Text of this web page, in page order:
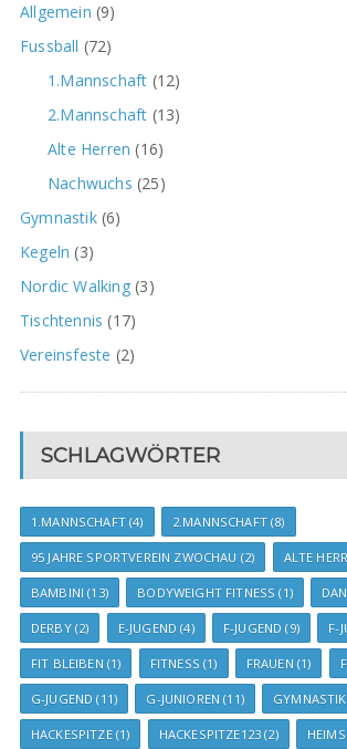
Allgemein (9)
Fussball (72)
1.Mannschaft (12)
2.Mannschaft (13)
Alte Herren (16)
Nachwuchs (25)
Gymnastik(6)
Kegeln (3)
Nordic Walking(3)
Tischtennis (17)
Vereinsfeste (2)
SCHLAGWÖRTER
1.MANNSCHAFT(4) 2.MANNSCHAFT(8)
95 JAHRE SPORTVEREIN ZWOCHAU (2) ALTE
BAMBINI (13) BODYWEIGHT FITNESS (1)
DERBY(2) E-JUGEND (4) F-JUGEND (9) F-
FIT BLEIBEN (1) FITNESS (1) FRAUEN (1)
G-JUGEND (11) G-JUNIOREN (11) GYMNASTIK
HACKESPITZE(1) HACKESPITZE123 (2)